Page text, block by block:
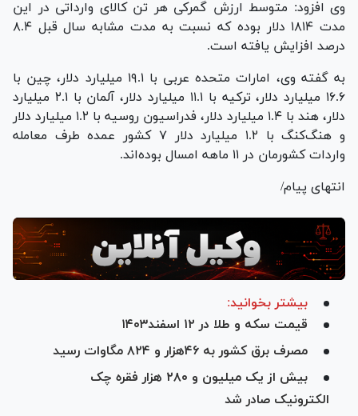
وی افزود: متوسط ارزش گمرکی هر تن کالای وارداتی در این
مدت ۱۸۱۴ دلار بوده که نسبت به مدت مشابه سال قبل ۸.۴
درصد افزایش یافته است.
به گفته وی، امارات متحده عربی با ۱۹.۱ میلیارد دلار، چین با
۱۶.۶ میلیارد دلار، ترکیه با ۱۱.۱ میلیارد دلار، آلمان با ۲.۱ میلیارد
دلار، هند با ۱.۴ میلیارد دلار، فدراسیون روسیه با ۱.۲ میلیارد دلار
و هنگ‌کنگ با ۱.۲ میلیارد دلار ۷ کشور عمده طرف معامله
واردات کشورمان در ۱۱ ماهه امسال بود‌ه‌اند.
انتهای پیام/
بیشتر بخوانید:
قیمت سکه و طلا در ۱۲ اسفند۱۴۰۳
مصرف برق کشور به ۴۶هزار و ۸۲۴ مگاوات رسید
بیش از یک میلیون و ۲۸۰ هزار فقره چک
الکترونیک صادر شد